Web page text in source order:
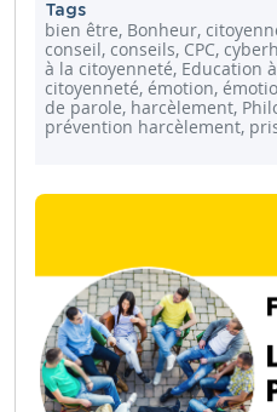
Tags
bien être, Bonheur,
conseil, conseils, CPC,
à la citoyenneté, Education
citoyenneté, émotion,
de parole, harcèlement,
prévention harcèlement,